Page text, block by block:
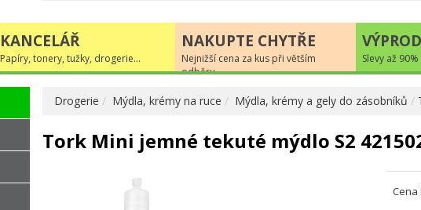
KANCELÁŘ
Papíry, tonery, tužky, drogerie...
NAKUPTE CHYTŘE
Nejnižší cena za kus při větším
odběru
Slevy až 90%
Drogerie Mýdla, krémy na ruce Mýdla, krémy a gely do zásobníků
Tork Mini jemné tekuté mýdlo S2
Cena